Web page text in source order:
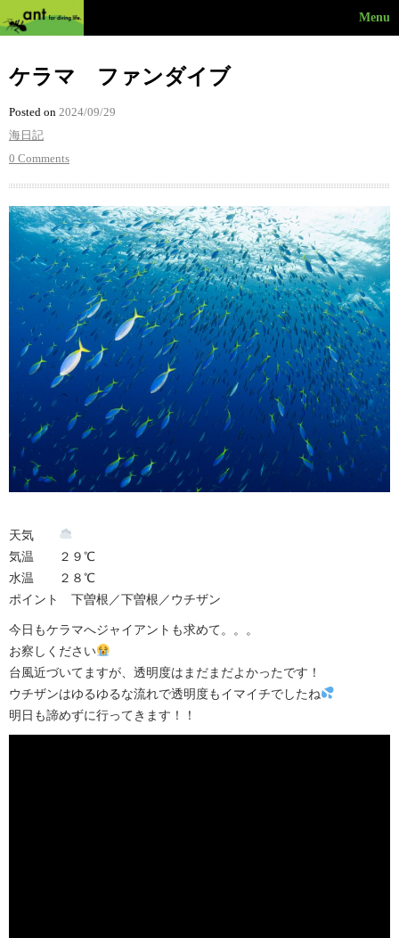
Menu
ケラマ ファンダイブ
Posted on 2024/09/29
海日記
0 Comments
天気
気温 ２９℃
水温 ２８℃
ポイント 下曽根／下曽根／ウチザン
今日もケラマへジャイアントも求めて。。。
お察しください
台風近づいてますが、透明度はまだまだよかったです！
ウチザンはゆるゆるな流れで透明度もイマイチでしたね
明日も諦めずに行ってきます！！